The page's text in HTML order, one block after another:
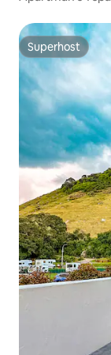
Superhost
Superhost